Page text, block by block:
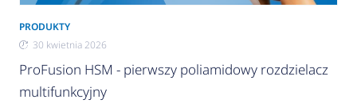
PRODUKTY
30 kwietnia 2026
ProFusion HSM - pierwszy poliamidowy rozdzielacz
multifunkcyjny